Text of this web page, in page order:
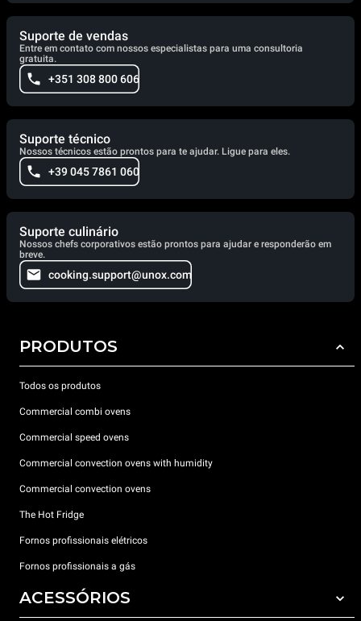
Suporte de vendas
Entre em contato com nossos especialistas para uma consultoria
gratuita.
+351 308 800 606
Suporte técnico
Nossos técnicos estão prontos para te ajudar. Ligue para eles.
+39 045 7861 060
Suporte culinário
Nossos chefs corporativos estão prontos para ajudar e responderão em
breve.
cooking.support@unox.com
PRODUTOS
Todos os produtos
Commercial combi ovens
Commercial speed ovens
Commercial convection ovens with humidity
Commercial convection ovens
The Hot Fridge
Fornos profissionais elétricos
Fornos profissionais a gás
ACESSÓRIOS